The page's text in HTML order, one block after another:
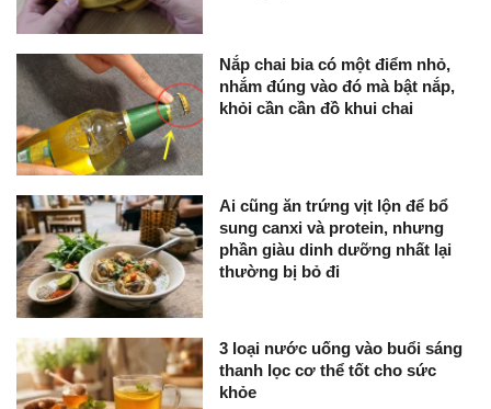
Nắp chai bia có một điểm nhỏ,
nhắm đúng vào đó mà bật nắp,
khỏi cần cần đồ khui chai
Ai cũng ăn trứng vịt lộn để bổ
sung canxi và protein, nhưng
phần giàu dinh dưỡng nhất lại
thường bị bỏ đi
3 loại nước uống vào buổi sáng
thanh lọc cơ thể tốt cho sức
khỏe